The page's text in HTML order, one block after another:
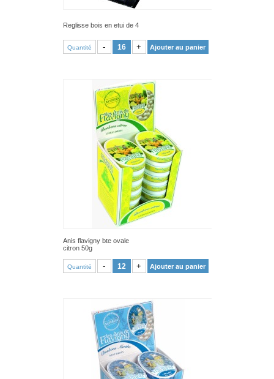
Reglisse bois en etui de 4
Quantité - + Ajouter au panier
Anis flavigny bte ovale
citron 50g
Quantité - + Ajouter au panier